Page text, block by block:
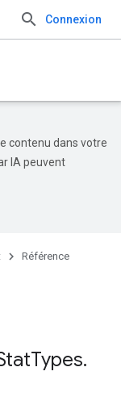
Connexion
contenu dans votre
IA peuvent
Référence
Types.